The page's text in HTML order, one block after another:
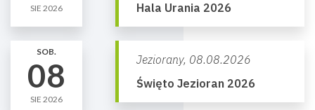
SIE 2026
Hala Urania 2026
SOB.
08
SIE 2026
Jeziorany, 08.08.2026
Święto Jezioran 2026